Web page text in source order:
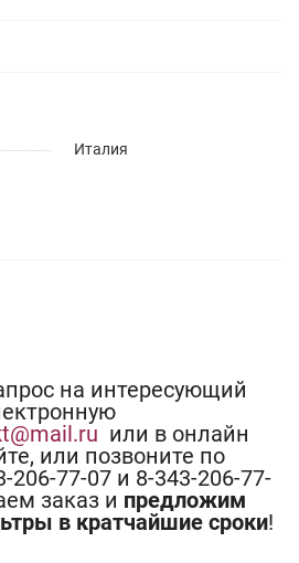
Италия
на интересующий
или в онлайн
или позвоните по
77-07 и 8-343-206-77-
заказ и предложим
в кратчайшие сроки!